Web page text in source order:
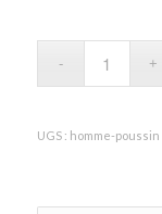
UGS : homme-poussin